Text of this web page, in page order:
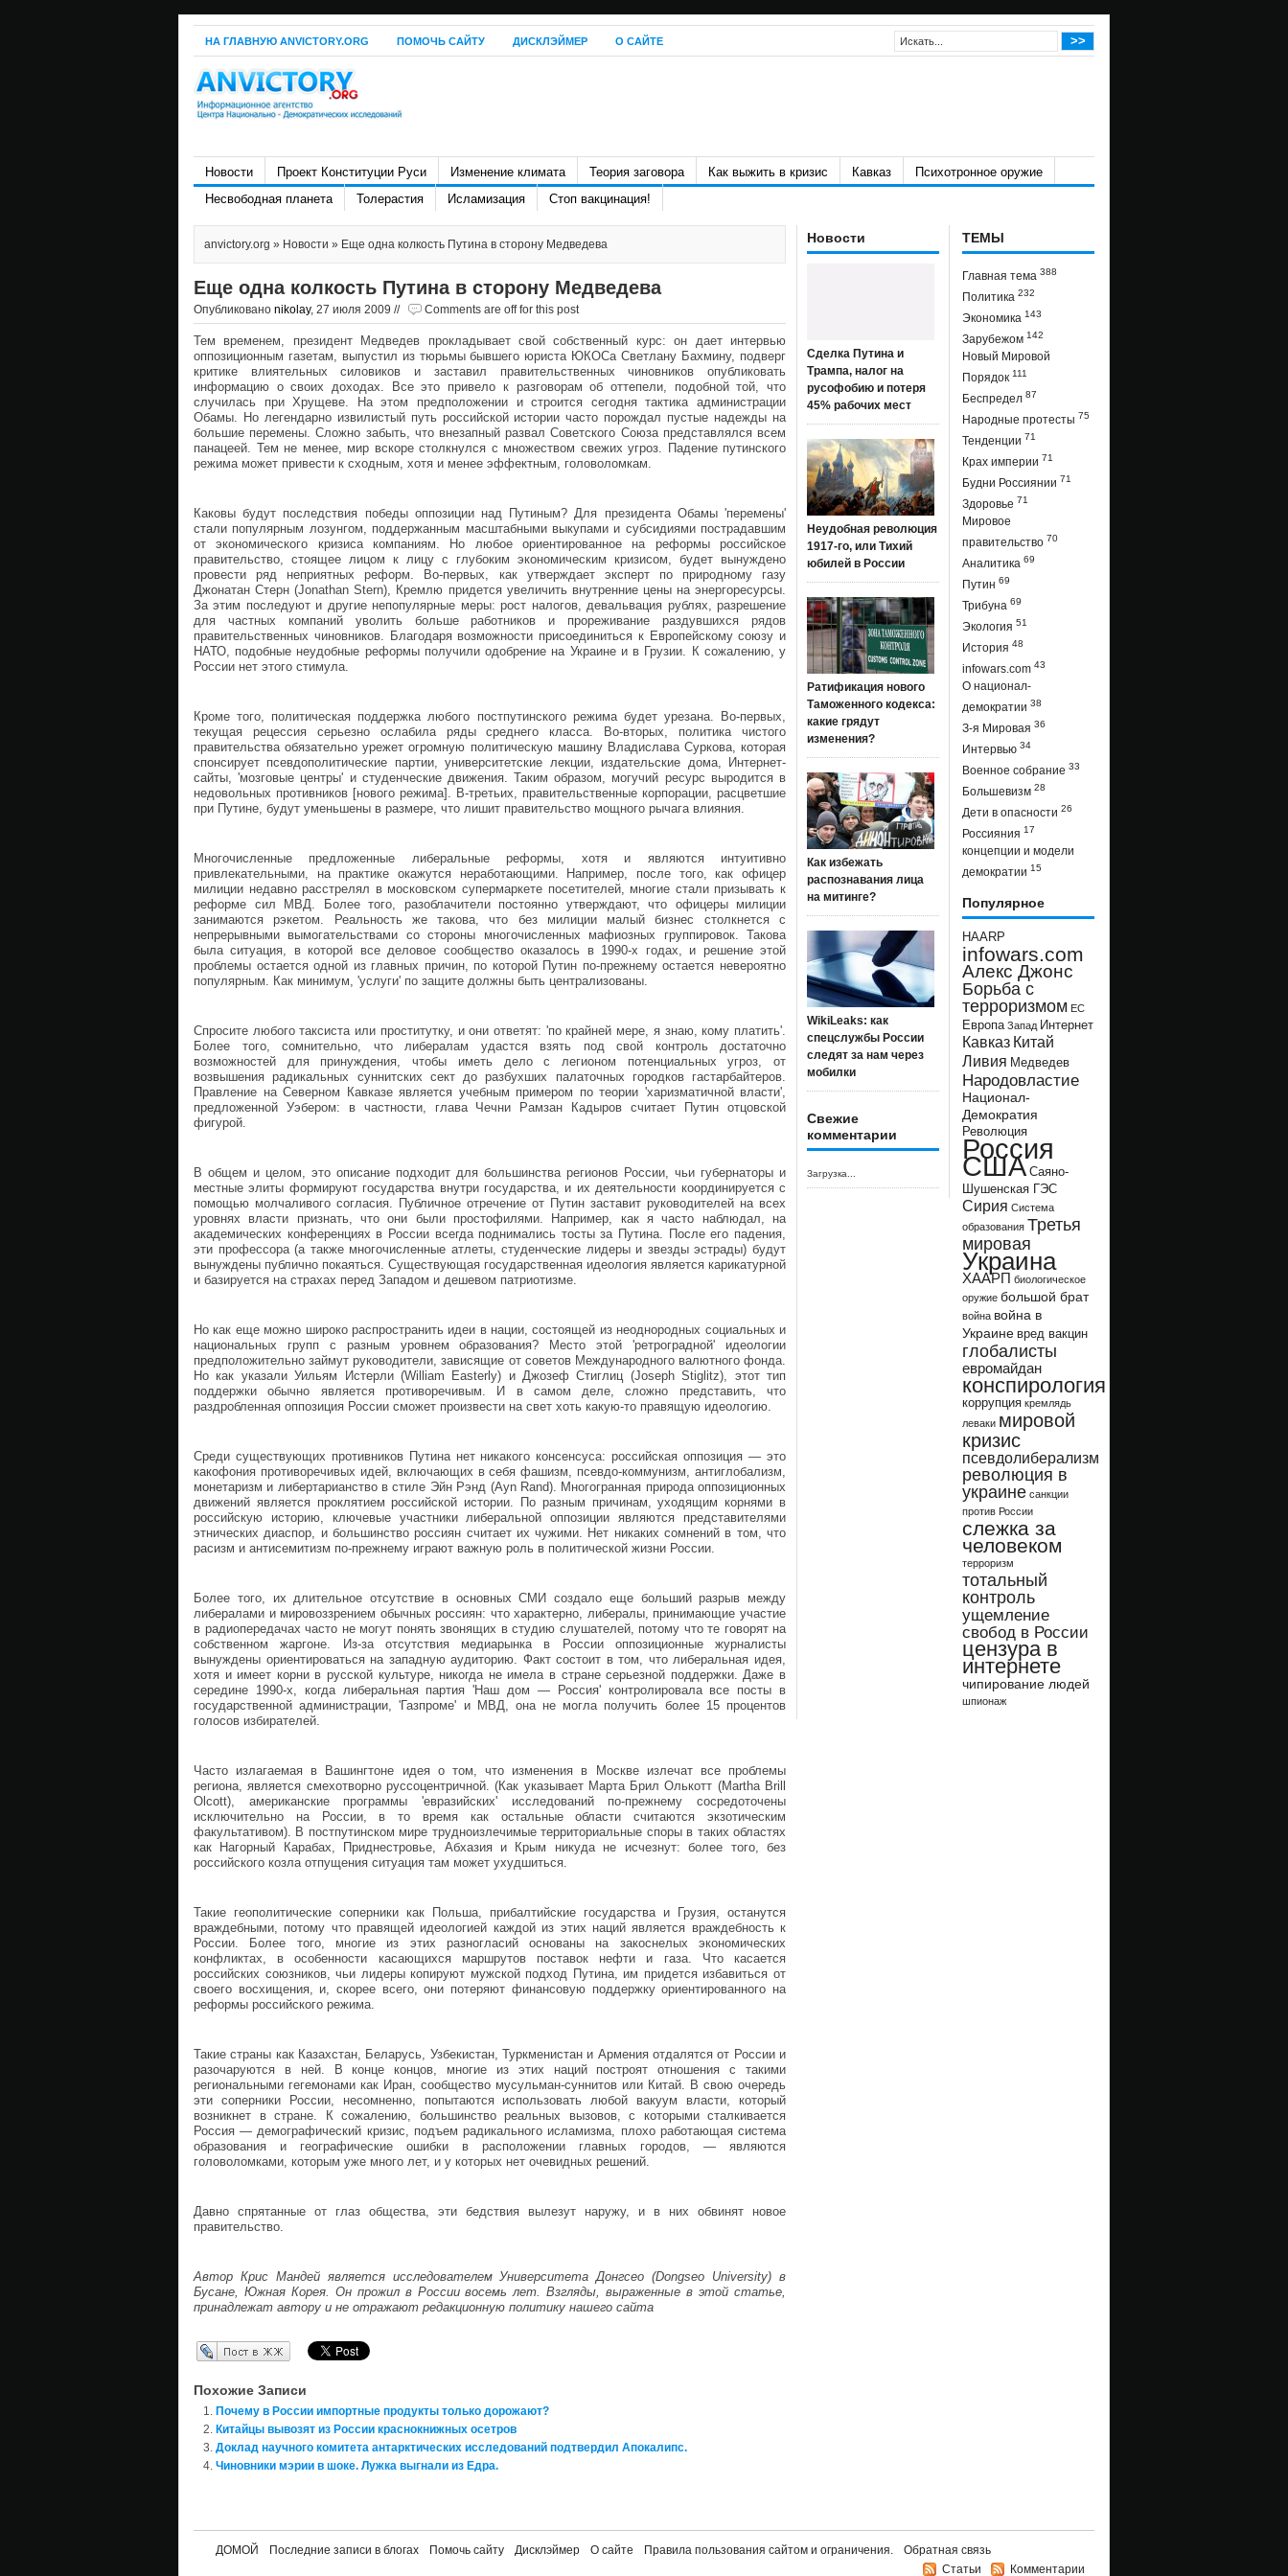
НА ГЛАВНУЮ ANVICTORY.ORG ПОМОЧЬ САЙТУ ДИСКЛЭЙМЕР О САЙТЕ
Новости Проект Конституции Руси Изменение климата Теория заговора Как выжить в кризис Кавказ
Психотронное оружие
Несвободная планета
Толерастия Исламизация Стоп вакцинация!
anvictory.org » Новости » Еще одна колкость Путина в сторону Медведева
Еще одна колкость Путина в сторону Медведева
Опубликовано nikolay, 27 июля 2009 // Comments are off for this post
Тем временем, президент Медведев прокладывает свой собственный курс: он дает интервью
оппозиционным газетам, выпустил из тюрьмы бывшего юриста ЮКОСа Светлану Бахмину, подверг
критике влиятельных силовиков и заставил правительственных чиновников опубликовать
информацию о своих доходах. Все это привело к разговорам об оттепели, подобной той, что
случилась при Хрущеве. На этом предположении и строится сегодня тактика администрации
Обамы. Но легендарно извилистый путь российской истории часто порождал пустые надежды на
большие перемены. Сложно забыть, что внезапный развал Советского Союза представлялся всем
панацеей. Тем не менее, мир вскоре столкнулся с множеством свежих угроз. Падение путинского
режима может привести к сходным, хотя и менее эффектным, головоломкам.
Каковы будут последствия победы оппозиции над Путиным? Для президента Обамы 'перемены'
стали популярным лозунгом, поддержанным масштабными выкупами и субсидиями пострадавшим
от экономического кризиса компаниям. Но любое ориентированное на реформы российское
правительство, стоящее лицом к лицу с глубоким экономическим кризисом, будет вынуждено
провести ряд неприятных реформ. Во-первых, как утверждает эксперт по природному газу
Джонатан Стерн (Jonathan Stern), Кремлю придется увеличить внутренние цены на энергоресурсы.
За этим последуют и другие непопулярные меры: рост налогов, девальвация рублях, разрешение
для частных компаний уволить больше работников и прореживание раздувшихся рядов
правительственных чиновников. Благодаря возможности присоединиться к Европейскому союзу и
НАТО, подобные неудобные реформы получили одобрение на Украине и в Грузии. К сожалению, у
России нет этого стимула.
Кроме того, политическая поддержка любого постпутинского режима будет урезана. Во-первых,
текущая рецессия серьезно ослабила ряды среднего класса. Во-вторых, политика чистого
правительства обязательно урежет огромную политическую машину Владислава Суркова, которая
спонсирует псевдополитические партии, университетские лекции, издательские дома, Интернет-
сайты, 'мозговые центры' и студенческие движения. Таким образом, могучий ресурс выродится в
недовольных противников [нового режима]. В-третьих, правительственные корпорации, расцветшие
при Путине, будут уменьшены в размере, что лишит правительство мощного рычага влияния.
Многочисленные предложенные либеральные реформы, хотя и являются интуитивно
привлекательными, на практике окажутся неработающими. Например, после того, как офицер
милиции недавно расстрелял в московском супермаркете посетителей, многие стали призывать к
реформе сил МВД. Более того, разоблачители постоянно утверждают, что офицеры милиции
занимаются рэкетом. Реальность же такова, что без милиции малый бизнес столкнется с
непрерывными вымогательствами со стороны многочисленных мафиозных группировок. Такова
была ситуация, в которой все деловое сообщество оказалось в 1990-х годах, и решение этой
проблемы остается одной из главных причин, по которой Путин по-прежнему остается невероятно
популярным. Как минимум, 'услуги' по защите должны быть централизованы.
Спросите любого таксиста или проститутку, и они ответят: 'по крайней мере, я знаю, кому платить'.
Более того, сомнительно, что либералам удастся взять под свой контроль достаточно
возможностей для принуждения, чтобы иметь дело с легионом потенциальных угроз, от
возвышения радикальных суннитских сект до разбухших палаточных городков гастарбайтеров.
Правление на Северном Кавказе является учебным примером по теории 'харизматичной власти',
предложенной Уэбером: в частности, глава Чечни Рамзан Кадыров считает Путин отцовской
фигурой.
В общем и целом, это описание подходит для большинства регионов России, чьи губернаторы и
местные элиты формируют государства внутри государства, и их деятельности координируется с
помощью молчаливого согласия. Публичное отречение от Путин заставит руководителей на всех
уровнях власти признать, что они были простофилями. Например, как я часто наблюдал, на
академических конференциях в России всегда поднимались тосты за Путина. После его падения,
эти профессора (а также многочисленные атлеты, студенческие лидеры и звезды эстрады) будут
вынуждены публично покаяться. Существующая государственная идеология является карикатурной
и базируется на страхах перед Западом и дешевом патриотизме.
Но как еще можно широко распространить идеи в нации, состоящей из неоднородных социальных и
национальных групп с разным уровнем образования? Место этой 'ретроградной' идеологии
предположительно займут руководители, зависящие от советов Международного валютного фонда.
Но как указали Уильям Истерли (William Easterly) и Джозеф Стиглиц (Joseph Stiglitz), этот тип
поддержки обычно является противоречивым. И в самом деле, сложно представить, что
раздробленная оппозиция России сможет произвести на свет хоть какую-то правящую идеологию.
Среди существующих противников Путина нет никакого консенсуса: российская оппозиция — это
какофония противоречивых идей, включающих в себя фашизм, псевдо-коммунизм, антиглобализм,
монетаризм и либертарианство в стиле Эйн Рэнд (Ayn Rand). Многогранная природа оппозиционных
движений является проклятием российской истории. По разным причинам, уходящим корнями в
российскую историю, ключевые участники либеральной оппозиции являются представителями
этнических диаспор, и большинство россиян считает их чужими. Нет никаких сомнений в том, что
расизм и антисемитизм по-прежнему играют важную роль в политической жизни России.
Более того, их длительное отсутствие в основных СМИ создало еще больший разрыв между
либералами и мировоззрением обычных россиян: что характерно, либералы, принимающие участие
в радиопередачах часто не могут понять звонящих в студию слушателей, потому что те говорят на
собственном жаргоне. Из-за отсутствия медиарынка в России оппозиционные журналисты
вынуждены ориентироваться на западную аудиторию. Факт состоит в том, что либеральная идея,
хотя и имеет корни в русской культуре, никогда не имела в стране серьезной поддержки. Даже в
середине 1990-х, когда либеральная партия 'Наш дом — Россия' контролировала все посты в
государственной администрации, 'Газпроме' и МВД, она не могла получить более 15 процентов
голосов избирателей.
Часто излагаемая в Вашингтоне идея о том, что изменения в Москве излечат все проблемы
региона, является смехотворно руссоцентричной. (Как указывает Марта Брил Олькотт (Martha Brill
Olcott), американские программы 'евразийских' исследований по-прежнему сосредоточены
исключительно на России, в то время как остальные области считаются экзотическим
факультативом). В постпутинском мире трудноизлечимые территориальные споры в таких областях
как Нагорный Карабах, Приднестровье, Абхазия и Крым никуда не исчезнут: более того, без
российского козла отпущения ситуация там может ухудшиться.
Такие геополитические соперники как Польша, прибалтийские государства и Грузия, останутся
враждебными, потому что правящей идеологией каждой из этих наций является враждебность к
России. Более того, многие из этих разногласий основаны на закоснелых экономических
конфликтах, в особенности касающихся маршрутов поставок нефти и газа. Что касается
российских союзников, чьи лидеры копируют мужской подход Путина, им придется избавиться от
своего восхищения, и, скорее всего, они потеряют финансовую поддержку ориентированного на
реформы российского режима.
Такие страны как Казахстан, Беларусь, Узбекистан, Туркменистан и Армения отдалятся от России и
разочаруются в ней. В конце концов, многие из этих наций построят отношения с такими
региональными гегемонами как Иран, сообщество мусульман-суннитов или Китай. В свою очередь
эти соперники России, несомненно, попытаются использовать любой вакуум власти, который
возникнет в стране. К сожалению, большинство реальных вызовов, с которыми сталкивается
Россия — демографический кризис, подъем радикального исламизма, плохо работающая система
образования и географические ошибки в расположении главных городов, — являются
головоломками, которым уже много лет, и у которых нет очевидных решений.
Давно спрятанные от глаз общества, эти бедствия вылезут наружу, и в них обвинят новое
правительство.
Автор Крис Мандей является исследователем Университета Донгсео (Dongseo University) в
Бусане, Южная Корея. Он прожил в России восемь лет. Взгляды, выраженные в этой статье,
принадлежат автору и не отражают редакционную политику нашего сайта
Перепост в ЖЖ
Похожие Записи
Почему в России импортные продукты только дорожают?
Китайцы вывозят из России краснокнижных осетров
Доклад научного комитета антарктических исследований подтвердил Апокалипс.
Чиновники мэрии в шоке. Лужка выгнали из Едра.
Новости
Сделка Путина и
Трампа, налог на
русофобию и потеря
45% рабочих мест
Неудобная революция
1917-го, или Тихий
юбилей в России
Ратификация нового
Таможенного кодекса:
какие грядут
изменения?
Как избежать
распознавания лица
на митинге?
WikiLeaks: как
спецслужбы России
следят за нам через
мобилки
Свежие
комментарии
Загрузка...
ТЕМЫ
Главная тема 388
Политика 232
Экономика 143
Зарубежом 142
Новый Мировой
Порядок 111
Беспредел 87
Народные протесты 75
Тенденции 71
Крах империи 71
Будни Россиянии 71
Здоровье 71
Мировое
правительство 70
Аналитика 69
Путин 69
Трибуна 69
Экология 51
История 48
infowars.com 43
О национал-
демократии 38
З-я Мировая 36
Интервью 34
Военное собрание 33
Большевизм 28
Дети в опасности 26
Россияния 17
концепции и модели
демократии 15
Популярное
HAARP
infowars.com
Алекс Джонс
Борьба с
терроризмом ЕС
Европа Запад Интернет
Кавказ Китай
Ливия Медведев
Народовластие
Национал-
Демократия
Революция
Россия
США Саяно-
Шушенская ГЭС
Сирия Система
образования Третья
мировая
Украина
ХААРП биологическое
оружие большой брат
война война в
Украине вред вакцин
глобалисты
евромайдан
конспирология
коррупция кремлядь
леваки мировой
кризис
псевдолиберализм
революция в
украине санкции
против России
слежка за
человеком
терроризм
тотальный
контроль
ущемление
свобод в России
цензура в
интернете
чипирование людей
шпионаж
ДОМОЙ Последние записи в блогах Помочь сайту Дисклэймер О сайте Правила пользования сайтом и ограничения.
Обратная связь
Статьи
Комментарии